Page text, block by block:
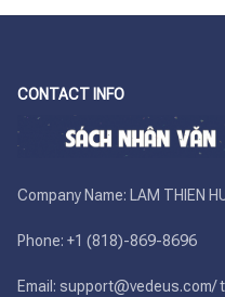
CONTACT INFO
Company Name: LAM THIEN
Phone: +1 (818)-869-8696
Email: